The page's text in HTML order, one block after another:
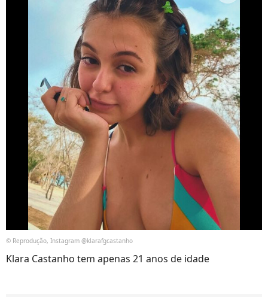
© Reprodução, Instagram @klarafgcastanho
Klara Castanho tem apenas 21 anos de idade